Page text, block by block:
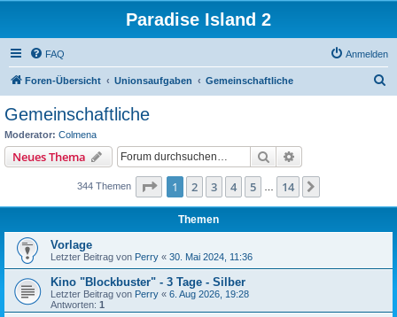
Paradise Island 2
FAQ Anmelden
Foren-Übersicht Unionsaufgaben Gemeinschaftliche
Gemeinschaftliche
Moderator: Colmena
Neues Thema Suche
344 Themen Seite 1von 14
1 2 3 4 5 14
Themen
Vorlage
Letzter Beitrag von Perry « 30. Mai 2024, 11:36
Kino "Blockbuster" - 3 Tage - Silber
Letzter Beitrag von Perry « 6. Aug 2026, 19:28
Antworten: 1